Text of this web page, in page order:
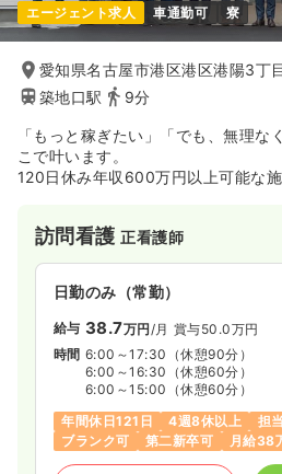
エージェント求人 車通勤可 寮
愛知県名古屋市港区港区港陽3丁
築地口駅
9分
「もっと稼ぎたい」「でも、無理な
こで叶います。
120日休み年収600万円以上可能な施
訪問看護正看護師
日勤のみ（常勤）
給与 38.7万円 /月 賞与50.0万円
時間 6:00～17:30 （休憩90分）
6:00～16:30 （休憩60分）
6:00～15:00 （休憩60分）
年間休日121日
4週8休以上
担
ブランク可
第二新卒可 月給38